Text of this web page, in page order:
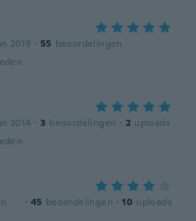
2019 · 55 beoordelingen
2014 · 3 beoordelingen · 2 uploads
· 45 beoordelingen · 10 uploads